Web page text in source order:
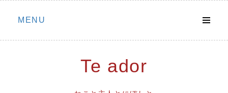
Skip
MENU
Te ador